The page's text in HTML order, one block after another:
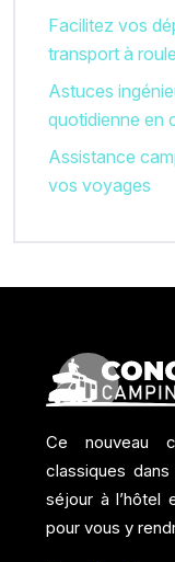
Facilitez vos
transport à
Astuces
quotidienne en
Assistance
vos voyages
Ce nouveau
classiques
séjour à l’hôtel
pour vous y